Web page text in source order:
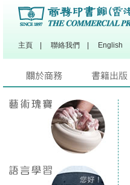
主頁 聯絡我們 English